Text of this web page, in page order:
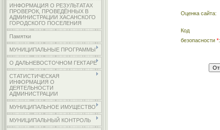
ИНФОРМАЦИЯ О РЕЗУЛЬТАТАХ
ПРОВЕРОК, ПРОВЕДЁННЫХ В
АДМИНИСТРАЦИИ ХАСАНСКОГО
ГОРОДСКОГО ПОСЕЛЕНИЯ
Памятки
МУНИЦИПАЛЬНЫЕ ПРОГРАММЫ
О ДАЛЬНЕВОСТОЧНОМ ГЕКТАРЕ
СТАТИСТИЧЕСКАЯ
ИНФОРМАЦИЯ О
ДЕЯТЕЛЬНОСТИ
АДМИНИСТРАЦИИ
МУНИЦИПАЛЬНОЕ ИМУЩЕСТВО
МУНИЦИПАЛЬНЫЙ КОНТРОЛЬ
Оценка сайта:
Код
безопасности *: